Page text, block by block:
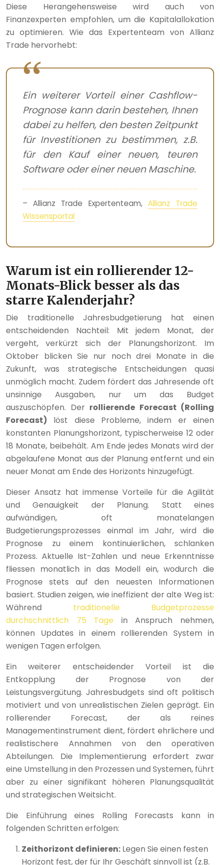
Diese Herangehensweise wird auch von
Finanzexperten empfohlen, um die Kapitalallokation
zu optimieren. Wie das Expertenteam von Allianz
Trade hervorhebt:
Ein weiterer Vorteil einer Cashflow-
Prognose kann darin bestehen, Ihnen
dabei zu helfen, den besten Zeitpunkt
für Investitionen zu bestimmen, z.B.
für den Kauf einer neuen, teuren
Software oder einer neuen Maschine.
– Allianz Trade Expertenteam, Allianz Trade
Wissensportal
Warum ist ein rollierender 12-
Monats-Blick besser als das
starre Kalenderjahr?
Die traditionelle Jahresbudgetierung hat einen
entscheidenden Nachteil: Mit jedem Monat, der
vergeht, verkürzt sich der Planungshorizont. Im
Oktober blicken Sie nur noch drei Monate in die
Zukunft, was strategische Entscheidungen quasi
unmöglich macht. Zudem fördert das Jahresende oft
unsinnige Ausgaben, nur um das Budget
auszuschöpfen. Der rollierende Forecast (Rolling
Forecast) löst diese Probleme, indem er einen
konstanten Planungshorizont, typischerweise 12 oder
18 Monate, beibehält. Am Ende jedes Monats wird der
abgelaufene Monat aus der Planung entfernt und ein
neuer Monat am Ende des Horizonts hinzugefügt.
Dieser Ansatz hat immense Vorteile für die Agilität
und Genauigkeit der Planung. Statt eines
aufwändigen, oft monatelangen
Budgetierungsprozesses einmal im Jahr, wird die
Prognose zu einem kontinuierlichen, schlanken
Prozess. Aktuelle Ist-Zahlen und neue Erkenntnisse
fliessen monatlich in das Modell ein, wodurch die
Prognose stets auf den neuesten Informationen
basiert. Studien zeigen, wie ineffizient der alte Weg ist:
Während traditionelle Budgetprozesse
durchschnittlich 75 Tage in Anspruch nehmen,
können Updates in einem rollierenden System in
wenigen Tagen erfolgen.
Ein weiterer entscheidender Vorteil ist die
Entkopplung der Prognose von der
Leistungsvergütung. Jahresbudgets sind oft politisch
motiviert und von unrealistischen Zielen geprägt. Ein
rollierender Forecast, der als reines
Managementinstrument dient, fördert ehrlichere und
realistischere Annahmen von den operativen
Abteilungen. Die Implementierung erfordert zwar
eine Umstellung in den Prozessen und Systemen, führt
aber zu einer signifikant höheren Planungsqualität
und strategischen Weitsicht.
Die Einführung eines Rolling Forecasts kann in
folgenden Schritten erfolgen:
Zeithorizont definieren: Legen Sie einen festen
Horizont fest, der für Ihr Geschäft sinnvoll ist (z.B.